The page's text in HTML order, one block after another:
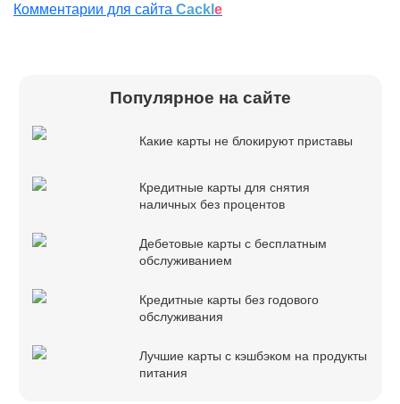
Комментарии для сайта Cackl e
Популярное на сайте
Какие карты не блокируют приставы
Кредитные карты для снятия
наличных без процентов
Дебетовые карты с бесплатным
обслуживанием
Кредитные карты без годового
обслуживания
Лучшие карты с кэшбэком на продукты
питания